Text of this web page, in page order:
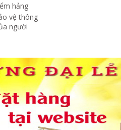
hảng
vệ thông
người